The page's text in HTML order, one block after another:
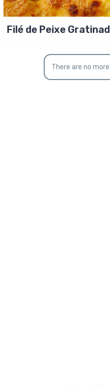
Filé de Peixe
There are no